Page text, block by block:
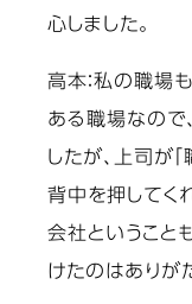
心しました。
高本：私の職場
ある職場なので
したが、上司が
背中を押してく
会社ということ
けたのはありが